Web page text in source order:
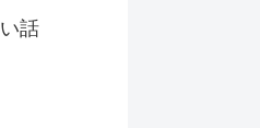
話